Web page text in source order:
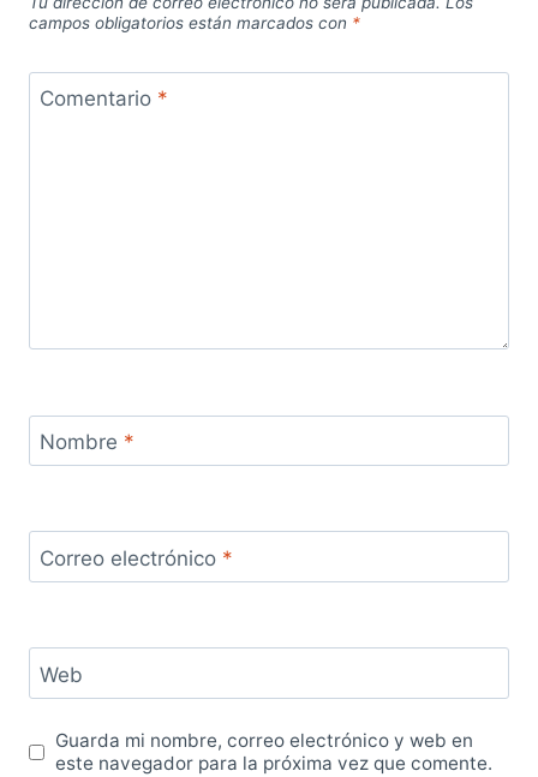
campos obligatorios están marcados con *
Comentario *
Nombre *
Correo electrónico *
Web
Guarda mi nombre, correo electrónico y web en
este navegador para la próxima vez que comente.